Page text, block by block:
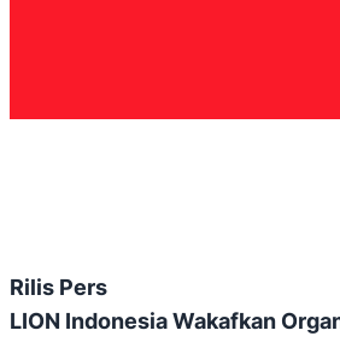
Rilis Pers
LION Indonesia Wakafkan